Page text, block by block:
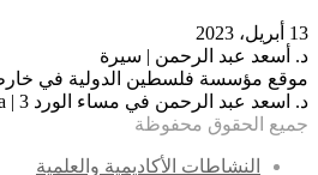
13 أبريل، 2023
د. أسعد عبد الرحمن | سيرة
موقع مؤسسة فلسطين الدولية في خارطة
د. اسعد عبد الرحمن في مساء الورد 3 | Roya
جميع الحقوق محفوظة
النشاطات الأكاديمية والعلمية